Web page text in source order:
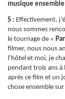
musique
S : Effectivement,
nous sommes
le tournage de «
filmer, nous nous
l’hôtel et moi, je
pendant trois ans à
après ce film et un
chose ensemble